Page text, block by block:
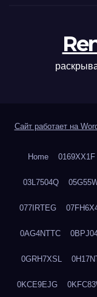
Сайт работает на
Home 0169XX1F
03L7504Q
077IRTEG
0AG4NTTC
0GRH7XSL
0KCE9EJG